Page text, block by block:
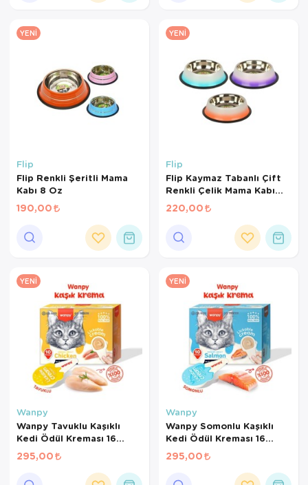
YENI
Flip
Flip Renkli Şeritli Mama
Kabı 8 Oz
190,00
YENI
Flip
Flip Kaymaz Tabanlı Çift
Renkli Çelik Mama Kabı
240 ml
220,00
YENI
Wanpy
Wanpy Tavuklu Kaşıklı
Kedi Ödül Kreması 16
gr*10Ad
295,00
YENI
Wanpy
Wanpy Somonlu Kaşıklı
Kedi Ödül Kreması 16
gr*10Ad
295,00